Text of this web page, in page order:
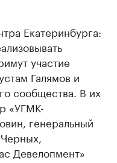
Екатеринбурга:
участие
Галямов и
сообщества. В их
«УГМК-
генеральный
Девелопмент»